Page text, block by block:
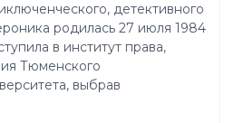
детективного
родилась 27 июля 1984
в институт права,
Тюменского
выбрав